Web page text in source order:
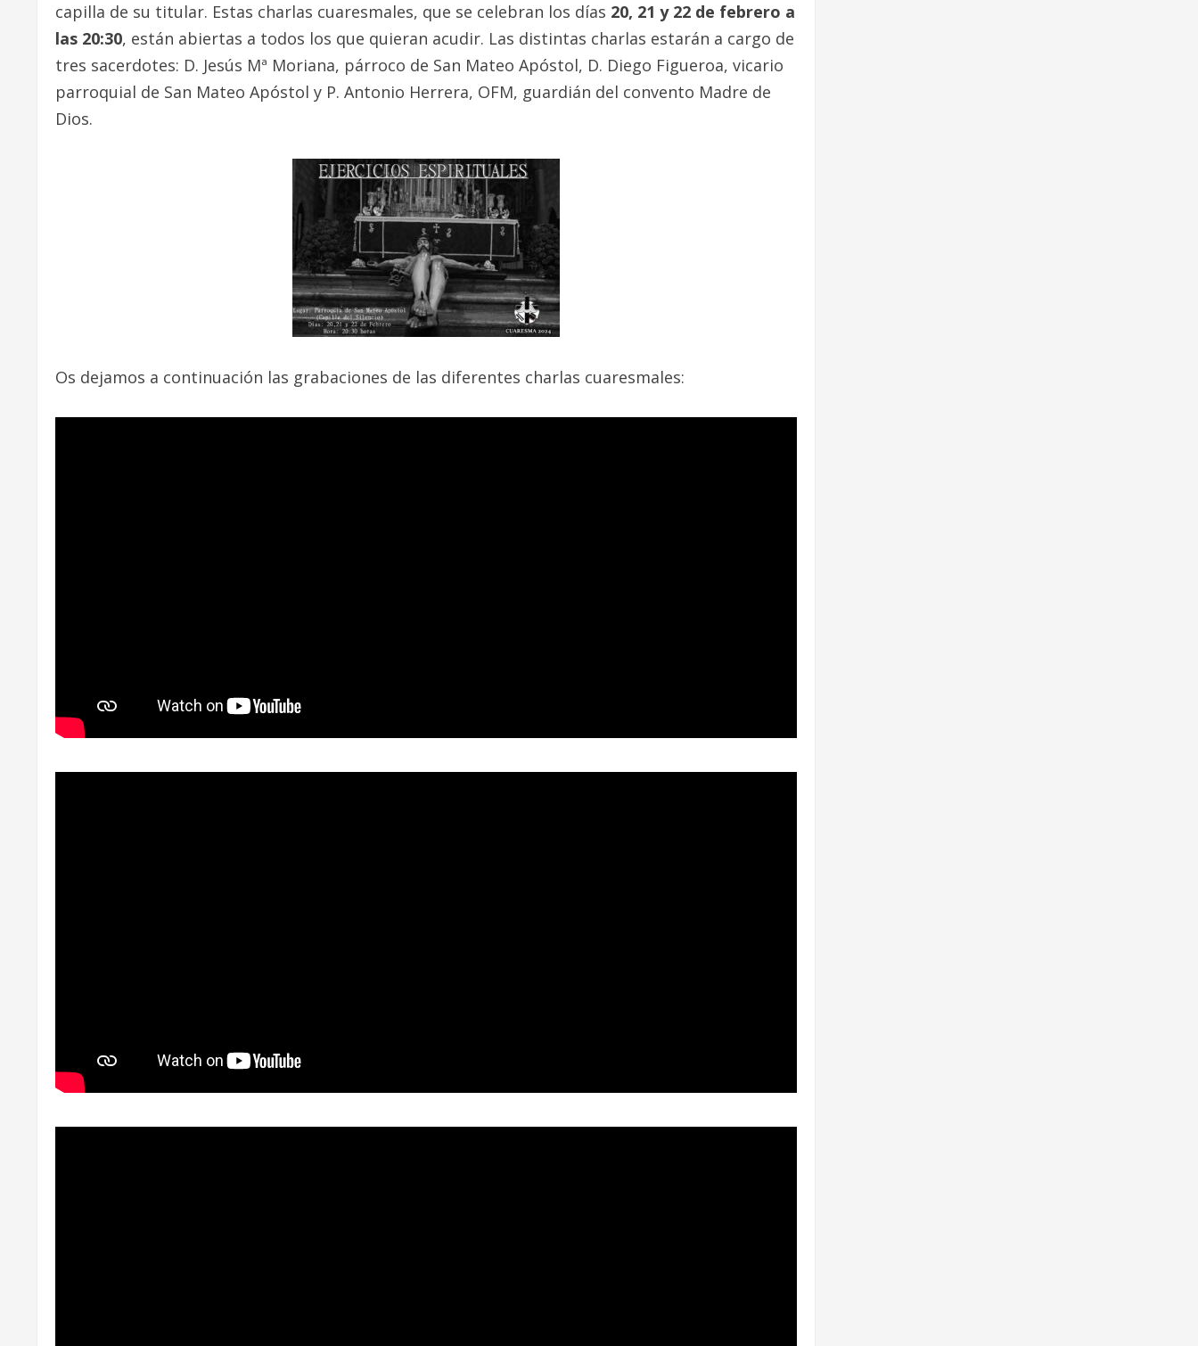
capilla de su titular. Estas charlas cuaresmales, que se celebran los días 20, 21 y 22 de febrero a
las 20:30, están abiertas a todos los que quieran acudir. Las distintas charlas estarán a cargo de
tres sacerdotes: D. Jesús Mª Moriana, párroco de San Mateo Apóstol, D. Diego Figueroa, vicario
parroquial de San Mateo Apóstol y P. Antonio Herrera, OFM, guardián del convento Madre de
Dios.
Os dejamos a continuación las grabaciones de las diferentes charlas cuaresmales: